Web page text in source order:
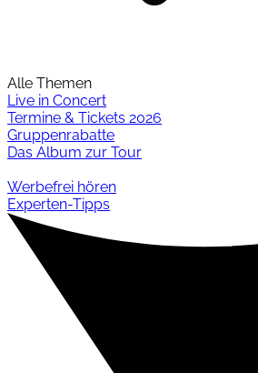
Alle Themen
Live in Concert
Termine & Tickets 2026
Gruppenrabatte
Das Album zur Tour
Werbefrei hören
Experten-Tipps